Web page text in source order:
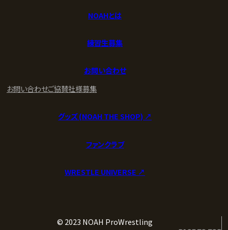
NOAHとは
練習生募集
お問い合わせ
お問い合わせご協賛社様募集
グッズ (NOAH THE SHOP) ↗︎
ファンクラブ
WRESTLE UNIVERSE ↗︎
© 2023 NOAH ProWrestling